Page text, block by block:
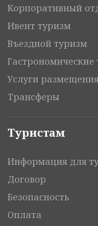
Корпоративный
Ивент туризм
Въездной туризм
Гастрономические
Услуги
Трансферы
Туристам
Информация для
Договор
Безопасность
Оплата